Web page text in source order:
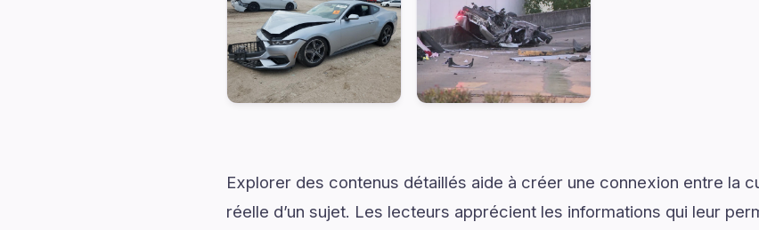
Explorer des contenus détaillés aide à créer une connexion entre la
réelle d’un sujet. Les lecteurs apprécient les informations qui leur